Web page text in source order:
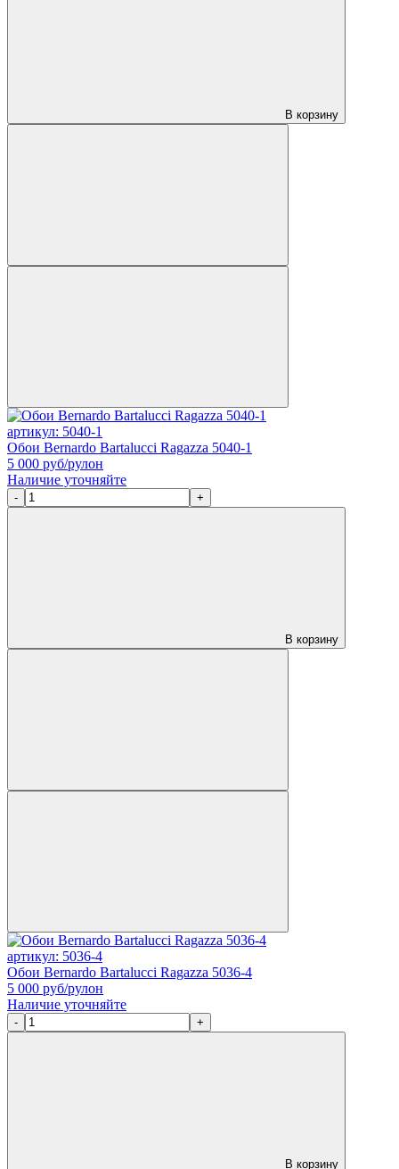
В корзину
артикул: 5040-1
Обои Bernardo Bartalucci Ragazza 5040-1
5 000 руб/рулон
Наличие уточняйте
- +
В корзину
артикул: 5036-4
Обои Bernardo Bartalucci Ragazza 5036-4
5 000 руб/рулон
Наличие уточняйте
- +
В корзину